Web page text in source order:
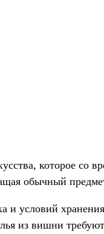
которое со
обычный
и условий
из вишни